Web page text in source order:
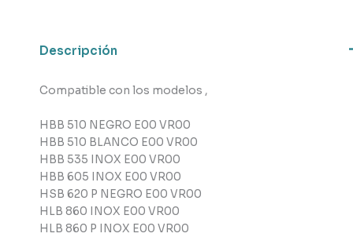
Descripción
Compatible con los modelos ,
HBB 510 NEGRO E00 VR00
HBB 510 BLANCO E00 VR00
HBB 535 INOX E00 VR00
HBB 605 INOX E00 VR00
HSB 620 P NEGRO E00 VR00
HLB 860 INOX E00 VR00
HLB 860 P INOX E00 VR00